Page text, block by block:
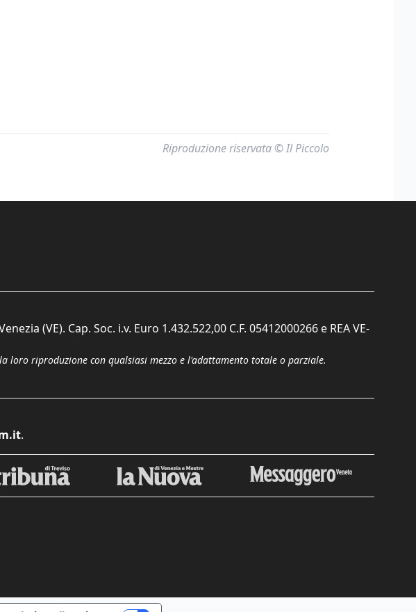
Riproduzione riservata © Il Piccolo
(VE). Cap. Soc. i.v. Euro 1.432.522,00 C.F. 05412000266 e REA VE-
riproduzione con qualsiasi mezzo e l'adattamento totale o parziale.
.